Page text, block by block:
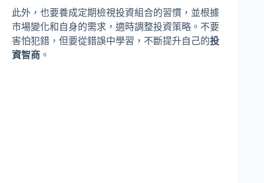
此外，也要養成定期檢視投資組合的習慣，並根據
市場變化和自身的需求，適時調整投資策略。不要
害怕犯錯，但要從錯誤中學習，不斷提升自己的投
資智商 。